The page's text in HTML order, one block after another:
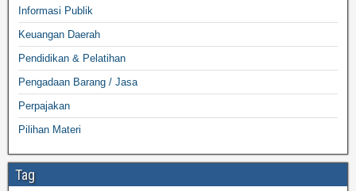
Informasi Publik
Keuangan Daerah
Pendidikan & Pelatihan
Pengadaan Barang / Jasa
Perpajakan
Pilihan Materi
Tag